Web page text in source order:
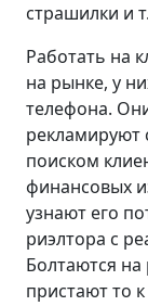
страшилки и
Работать на
на рынке, у
телефона.
рекламируют
поиском
финансовых
узнают его
риэлтора с
Болтаются
пристают то